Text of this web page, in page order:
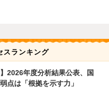
スランキング
2026年度分析結果公表、国
点は「根拠を示す力」